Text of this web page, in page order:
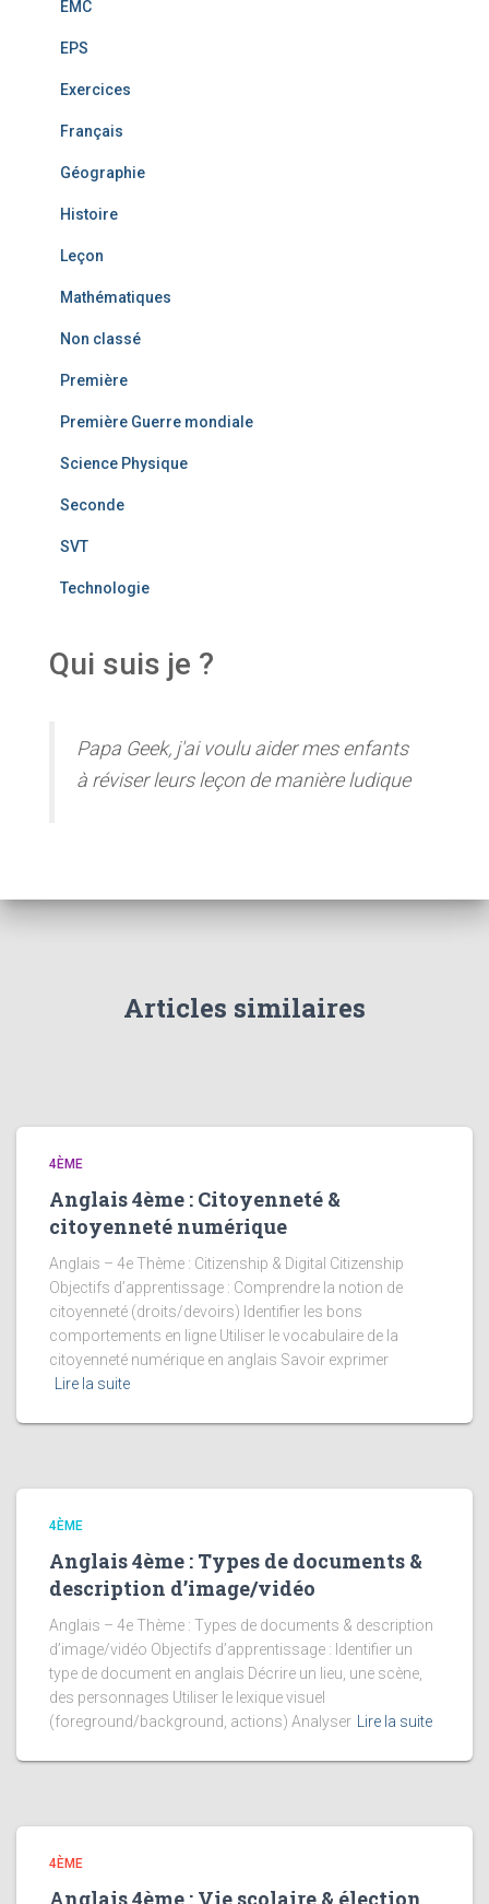
EMC
EPS
Exercices
Français
Géographie
Histoire
Leçon
Mathématiques
Non classé
Première
Première Guerre mondiale
Science Physique
Seconde
SVT
Technologie
Qui suis je ?
Papa Geek, j'ai voulu aider mes enfants
à réviser leurs leçon de manière ludique
Articles similaires
4ÈME
Anglais 4ème : Citoyenneté &
citoyenneté numérique
Anglais – 4e Thème : Citizenship & Digital Citizenship
Objectifs d’apprentissage : Comprendre la notion de
citoyenneté (droits/devoirs) Identifier les bons
comportements en ligne Utiliser le vocabulaire de la
citoyenneté numérique en anglais Savoir exprimer
Lire la suite
4ÈME
Anglais 4ème : Types de documents &
description d’image/vidéo
Anglais – 4e Thème : Types de documents & description
d’image/vidéo Objectifs d’apprentissage : Identifier un
type de document en anglais Décrire un lieu, une scène,
des personnages Utiliser le lexique visuel
(foreground/background, actions) Analyser Lire la suite
4ÈME